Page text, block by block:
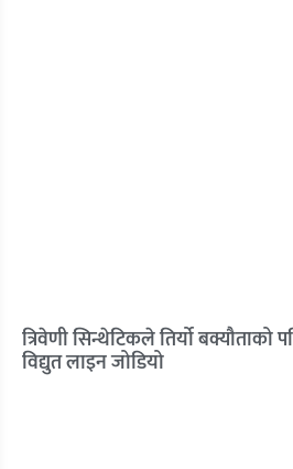
त्रिवेणी सिन्थेटिकले तिर्यो बक्यौताको
विद्युत लाइन जोडियो